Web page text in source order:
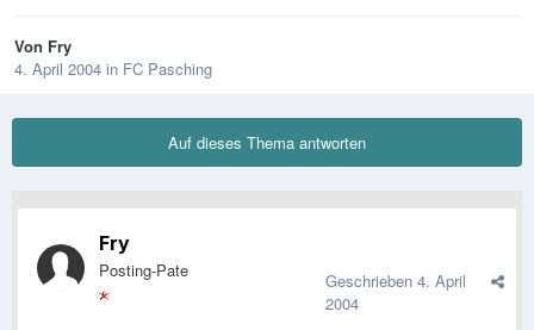
Von Fry
4. April 2004 in FC Pasching
Auf dieses Thema antworten
Fry
Posting-Pate Geschrieben 4. April
2004